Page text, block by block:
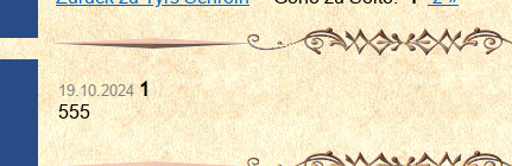
19.10.20241
555